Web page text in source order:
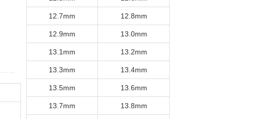
12.7mm 12.8mm
12.9mm 13.0mm
13.1mm 13.2mm
13.3mm 13.4mm
13.5mm 13.6mm
13.7mm 13.8mm